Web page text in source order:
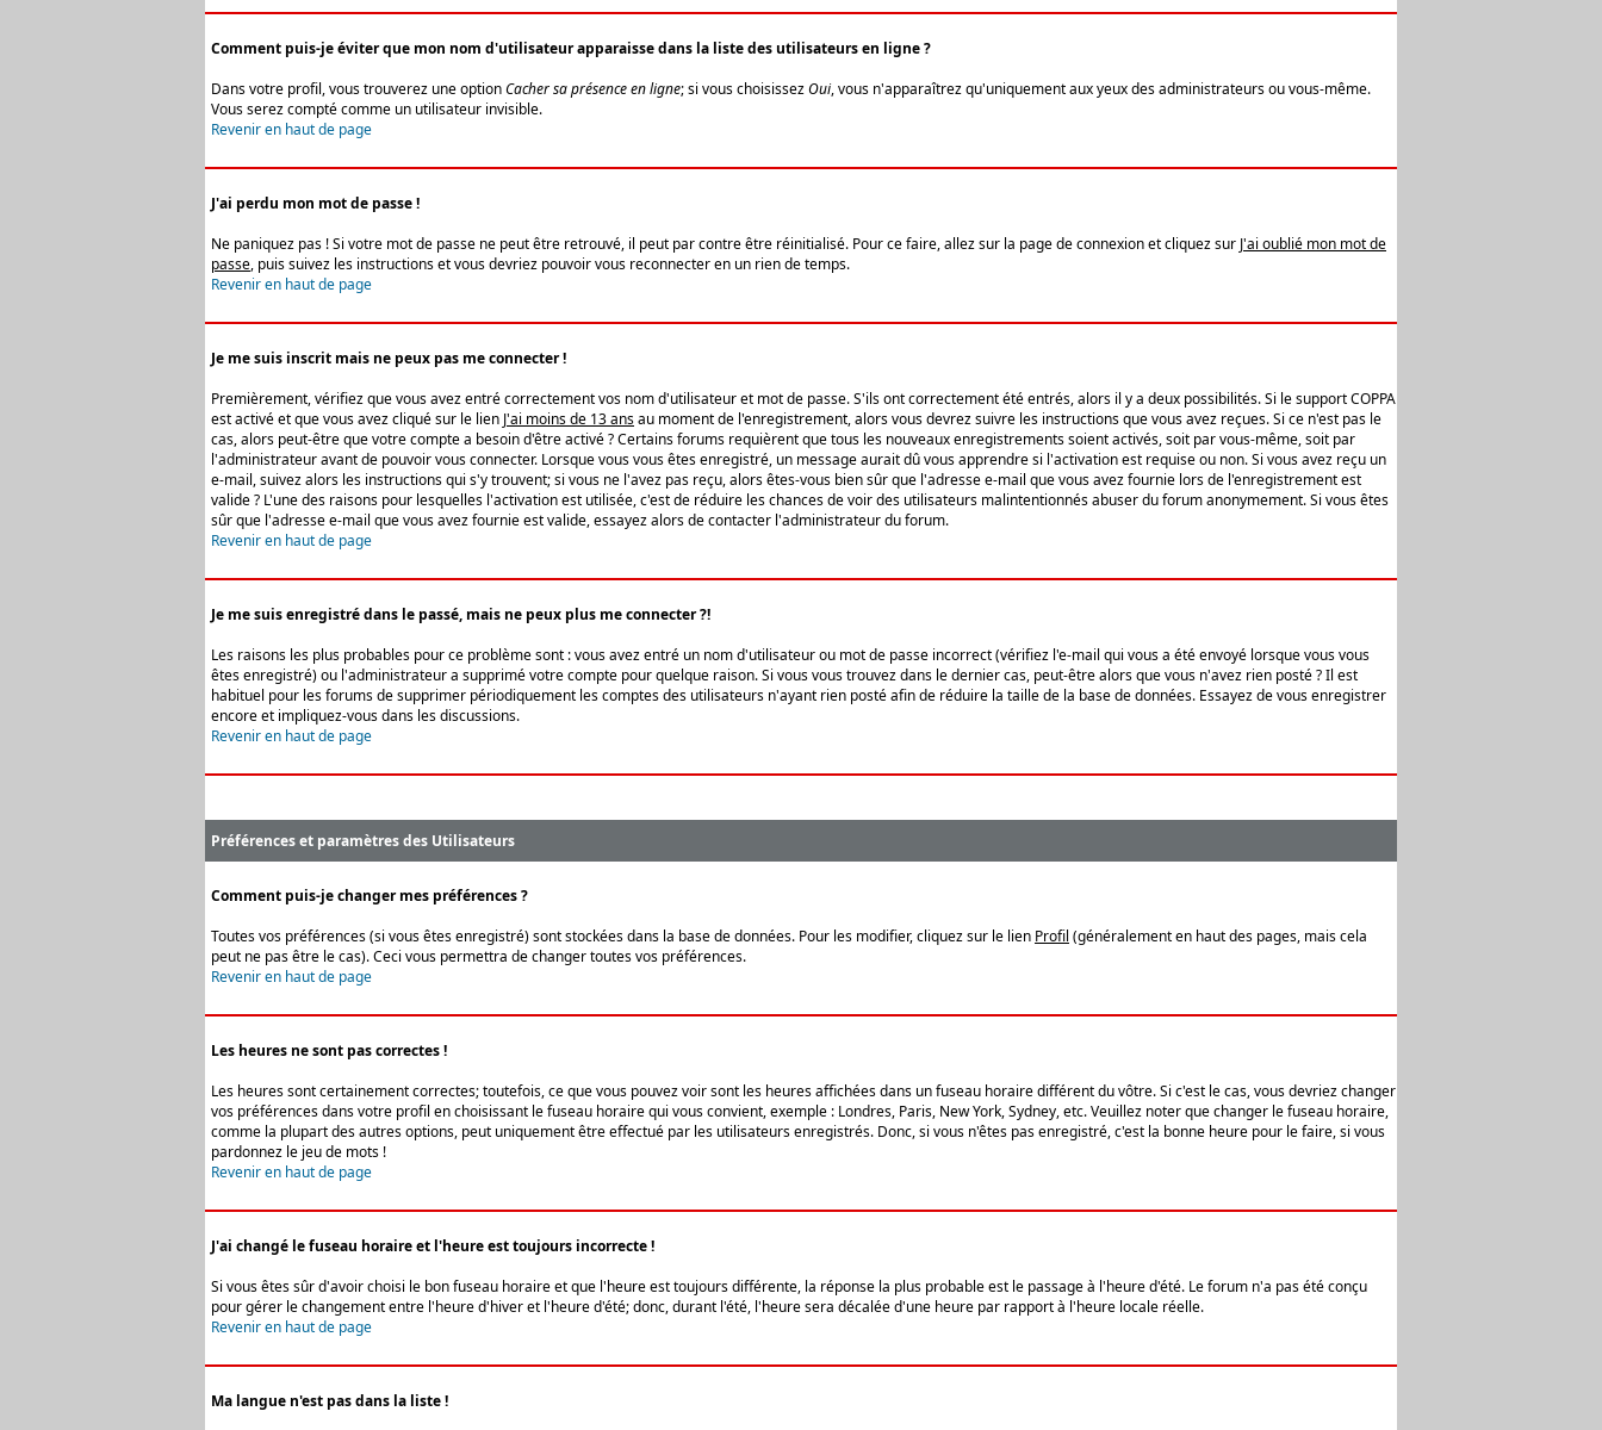
Comment puis-je éviter que mon nom d'utilisateur apparaisse dans la liste des utilisateurs en ligne ?
Dans votre profil, vous trouverez une optionCacher sa présence en ligne; si vous choisissezOui, vous n'apparaîtrez qu'uniquement aux yeux des administrateurs ou vous-même.
Vous serez compté comme un utilisateur invisible.
Revenir en haut de page
J'ai perdu mon mot de passe !
Ne paniquez pas ! Si votre mot de passe ne peut être retrouvé, il peut par contre être réinitialisé. Pour ce faire, allez sur la page de connexion et cliquez sur J'ai oublié mon mot de
passe, puis suivez les instructions et vous devriez pouvoir vous reconnecter en un rien de temps.
Revenir en haut de page
Je me suis inscrit mais ne peux pas me connecter !
Premièrement, vérifiez que vous avez entré correctement vos nom d'utilisateur et mot de passe. S'ils ont correctement été entrés, alors il y a deux possibilités. Si le support COPPA
est activé et que vous avez cliqué sur le lien J'ai moins de 13 ansau moment de l'enregistrement, alors vous devrez suivre les instructions que vous avez reçues. Si ce n'est pas le
cas, alors peut-être que votre compte a besoin d'être activé ? Certains forums requièrent que tous les nouveaux enregistrements soient activés, soit par vous-même, soit par
l'administrateur avant de pouvoir vous connecter. Lorsque vous vous êtes enregistré, un message aurait dû vous apprendre si l'activation est requise ou non. Si vous avez reçu un
e-mail, suivez alors les instructions qui s'y trouvent; si vous ne l'avez pas reçu, alors êtes-vous bien sûr que l'adresse e-mail que vous avez fournie lors de l'enregistrement est
valide ? L'une des raisons pour lesquelles l'activation est utilisée, c'est de réduire les chances de voir des utilisateurs malintentionnés abuser du forum anonymement. Si vous êtes
sûr que l'adresse e-mail que vous avez fournie est valide, essayez alors de contacter l'administrateur du forum.
Revenir en haut de page
Je me suis enregistré dans le passé, mais ne peux plus me connecter ?!
Les raisons les plus probables pour ce problème sont : vous avez entré un nom d'utilisateur ou mot de passe incorrect (vérifiez l'e-mail qui vous a été envoyé lorsque vous vous
êtes enregistré) ou l'administrateur a supprimé votre compte pour quelque raison. Si vous vous trouvez dans le dernier cas, peut-être alors que vous n'avez rien posté ? Il est
habituel pour les forums de supprimer périodiquement les comptes des utilisateurs n'ayant rien posté afin de réduire la taille de la base de données. Essayez de vous enregistrer
encore et impliquez-vous dans les discussions.
Revenir en haut de page
Préférences et paramètres des Utilisateurs
Comment puis-je changer mes préférences ?
Toutes vos préférences (si vous êtes enregistré) sont stockées dans la base de données. Pour les modifier, cliquez sur le lien Profil (généralement en haut des pages, mais cela
peut ne pas être le cas). Ceci vous permettra de changer toutes vos préférences.
Revenir en haut de page
Les heures ne sont pas correctes !
Les heures sont certainement correctes; toutefois, ce que vous pouvez voir sont les heures affichées dans un fuseau horaire différent du vôtre. Si c'est le cas, vous devriez changer
vos préférences dans votre profil en choisissant le fuseau horaire qui vous convient, exemple : Londres, Paris, New York, Sydney, etc. Veuillez noter que changer le fuseau horaire,
comme la plupart des autres options, peut uniquement être effectué par les utilisateurs enregistrés. Donc, si vous n'êtes pas enregistré, c'est la bonne heure pour le faire, si vous
pardonnez le jeu de mots !
Revenir en haut de page
J'ai changé le fuseau horaire et l'heure est toujours incorrecte !
Si vous êtes sûr d'avoir choisi le bon fuseau horaire et que l'heure est toujours différente, la réponse la plus probable est le passage à l'heure d'été. Le forum n'a pas été conçu
pour gérer le changement entre l'heure d'hiver et l'heure d'été; donc, durant l'été, l'heure sera décalée d'une heure par rapport à l'heure locale réelle.
Revenir en haut de page
Ma langue n'est pas dans la liste !